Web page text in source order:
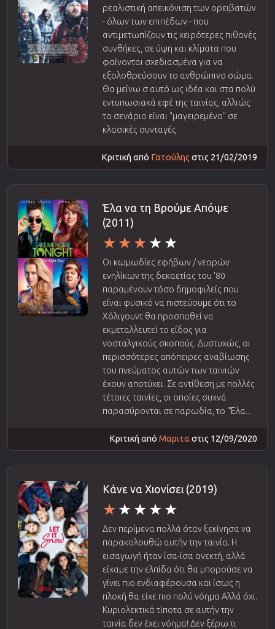
ρεαλιστική απεικόνιση των ορειβατών
- όλων των επιπέδων - που
αντιμετωπίζουν τις χειρότερες πιθανές
συνθήκες, σε ύψη και κλίματα που
φαίνονται σχεδιασμένα για να
εξολοθρεύσουν το ανθρώπινο σώμα.
Θα μείνω σ αυτό ως ιδέα και στα πολύ
εντυπωσιακά εφέ της ταινίας, αλλιώς
το σενάριο είναι "μαγειρεμένο" σε
κλασικές συνταγές
Κριτική από Γατούλης στις 21/02/2019
Έλα να τη Βρούμε Απόψε
(2011)
Οι κωμωδίες εφήβων / νεαρών
ενηλίκων της δεκαετίας του '80
παραμένουν τόσο δημοφιλείς που
είναι φυσικό να πιστεύουμε ότι το
Χόλιγουντ θα προσπαθεί να
εκμεταλλευτεί το είδος για
νοσταλγικούς σκοπούς. Δυστυχώς, οι
περισσότερες απόπειρες αναβίωσης
του πνεύματος αυτών των ταινιών
έχουν αποτύχει. Σε αντίθεση με πολλές
τέτοιες ταινίες, οι οποίες συχνά
παρασύρονται σε παρωδία, το "Έλα...
Κριτική από Μαριτα στις 12/09/2020
Κάνε να Χιονίσει (2019)
Δεν περίμενα πολλά όταν ξεκίνησα να
παρακολουθώ αυτήν την ταινία. Η
εισαγωγή ήταν ίσα-ίσα ανεκτή, αλλά
είχαμε την ελπίδα ότι θα μπορούσε να
γίνει πιο ενδιαφέρουσα και ίσως η
πλοκή θα είχε πιο πολύ νόημα Αλλά όχι.
Κυριολεκτικά τίποτα σε αυτήν την
ταινία δεν έχει νόημα! Δεν ξέρω τι